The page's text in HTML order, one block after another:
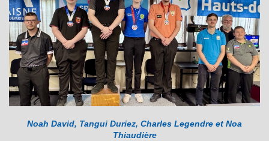
Noah David, Tangui Duriez, Charles Legendre et Noa
Thiaudière